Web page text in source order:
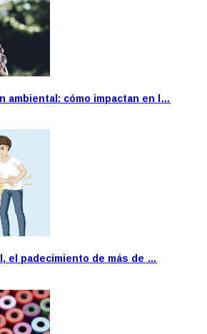
ambiental: cómo impactan en l…
el padecimiento de más de …